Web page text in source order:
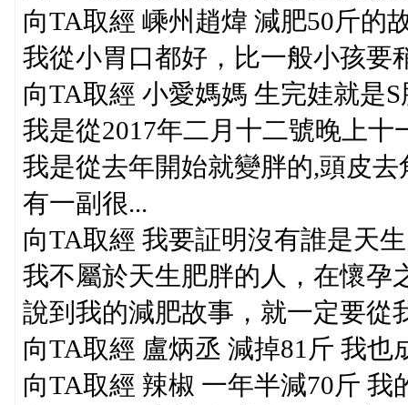
向TA取經 嵊州趙煒 減肥50斤的
我從小胃口都好，比一般小孩要
向TA取經 小愛媽媽 生完娃就是
我是從2017年二月十二號晚上
我是從去年開始就變胖的,頭皮
有一副很...
向TA取經 我要証明沒有誰是天
我不屬於天生肥胖的人，在懷孕
說到我的減肥故事，就一定要從
向TA取經 盧炳丞 減掉81斤 我也
向TA取經 辣椒 一年半減70斤 我